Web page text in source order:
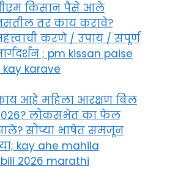
किसान पैसे आले
तर काय करावे?
करणे / उपाय / संपूर्ण
; pm kissan paise
karave
आहे महिला आरक्षण बिल
लोकसभेत का फेल
सोप्या भाषेत समजून
kay ahe mahila
2026 marathi